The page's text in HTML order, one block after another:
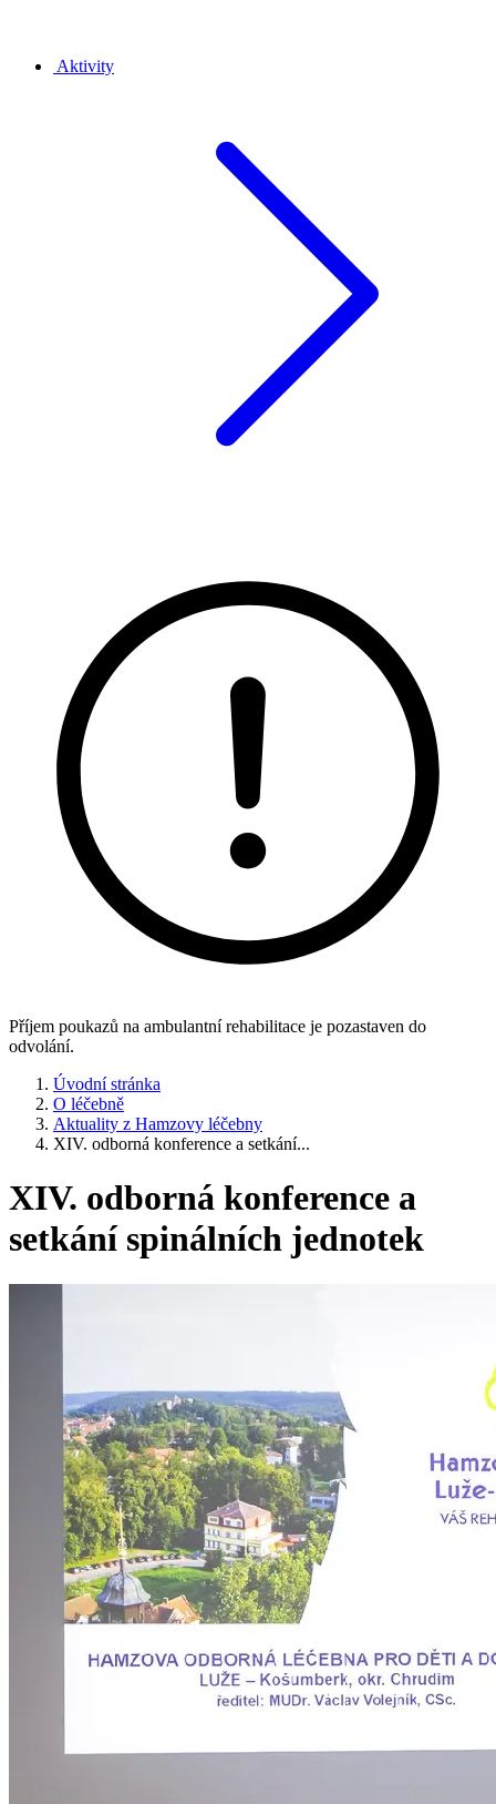
Aktivity
Příjem poukazů na ambulantní rehabilitace je pozastaven do
odvolání.
Úvodní stránka
O léčebně
Aktuality z Hamzovy léčebny
XIV. odborná konference a setkání...
XIV. odborná konference a
setkání spinálních jednotek